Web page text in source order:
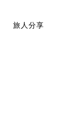
旅人分享